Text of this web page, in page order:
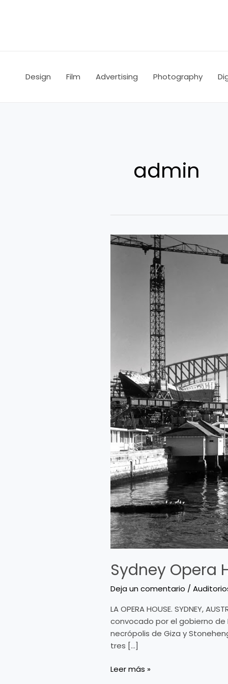
Design Film Advertising Photography
admin
Sydney Opera
Deja un comentario /
LA OPERA HOUSE. SYDNEY,
convocado por el gobierno de
necrópolis de Giza y
tres […]
Sydney
Leer más »